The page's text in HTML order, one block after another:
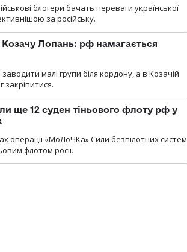
блогери бачать переваги української
за російську.
Козачу Лопань: рф намагається
малі групи біля кордону, а в Козачій
закріпитися.
ще 12 суден тіньового флоту рф у
операції «МоЛоЧКа» Сили безпілотних систем
флотом росії.